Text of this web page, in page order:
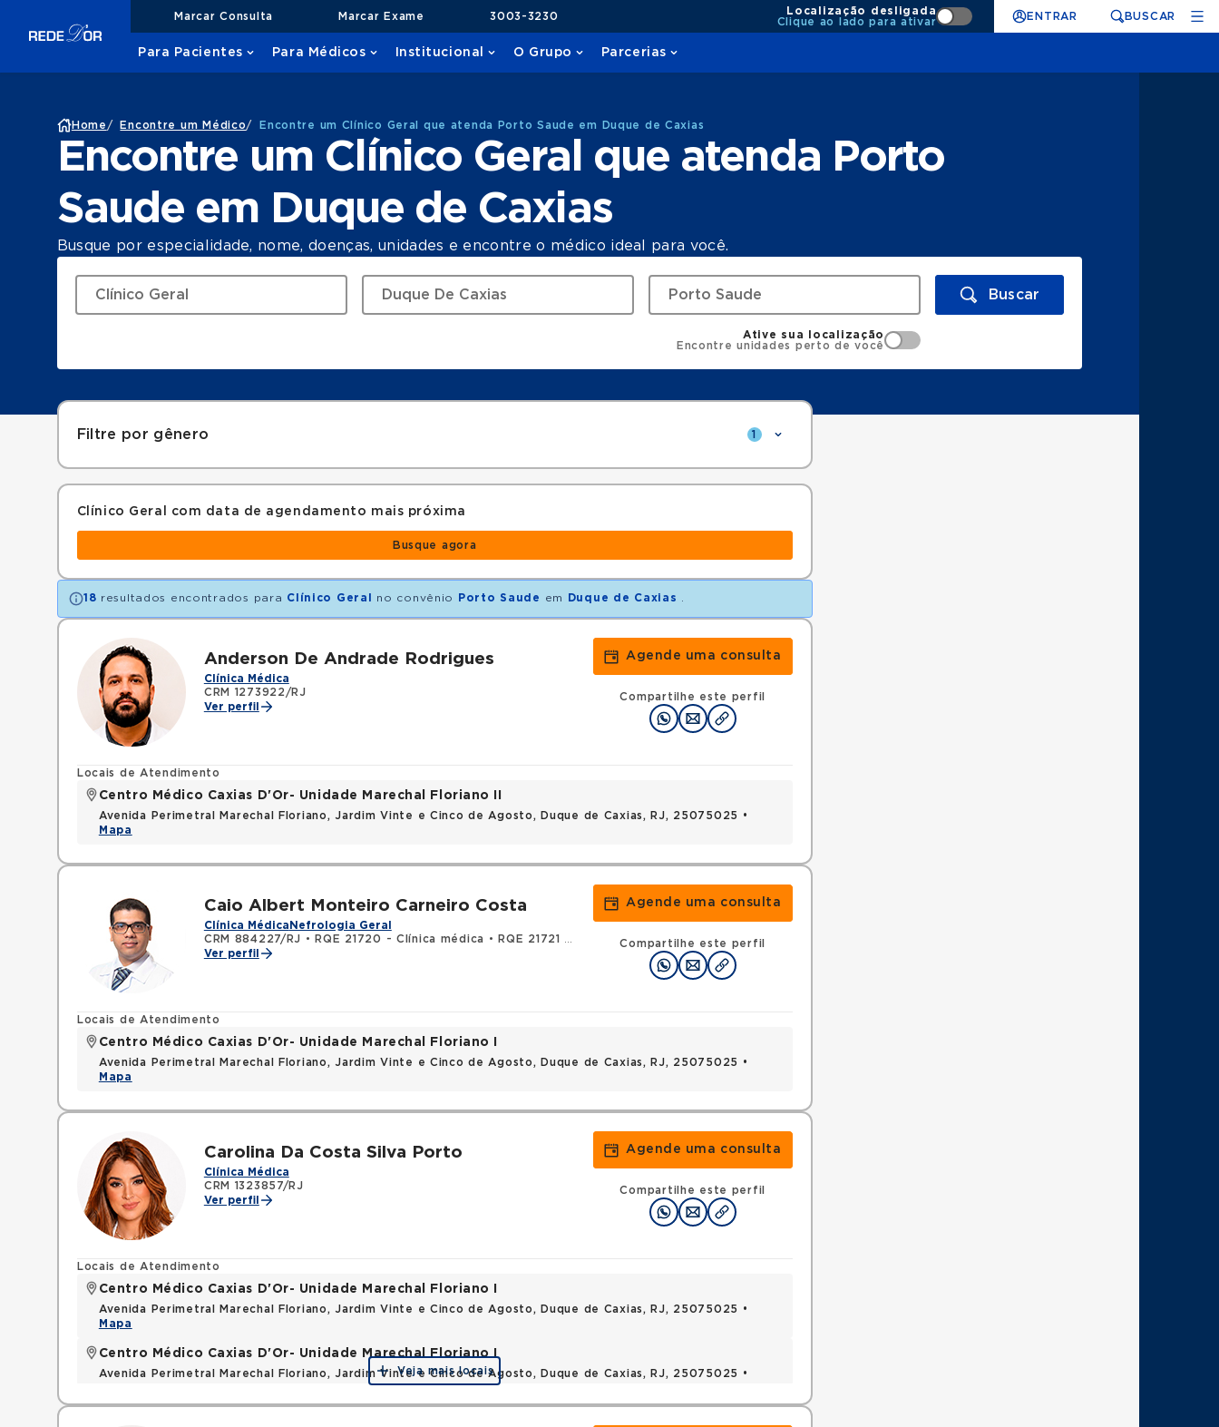
Marcar Consulta Marcar Exame 3003-3230
Localização desligada
Clique ao lado para ativar
ENTRAR BUSCAR
Para Pacientes Para Médicos Institucional O Grupo Parcerias
Home / Encontre um Médico/ Encontre um Clínico Geral que atenda Porto Saude em Duque de Caxias
Encontre um Clínico Geral que atenda Porto
Saude em Duque de Caxias
Busque por especialidade, nome, doenças, unidades e encontre o médico ideal para você.
Buscar
Ative sua localização
Encontre unidades perto de você
Filtre por gênero 1
Clínico Geral com data de agendamento mais próxima
Busque agora
18 resultados encontrados para Clínico Geral no convênio Porto Saude em Duque de Caxias
Anderson De Andrade Rodrigues
Clínica Médica
CRM 1273922/RJ
Ver perfil
Agende uma consulta
Compartilhe este perfil
Locais de Atendimento
Centro Médico Caxias D'Or- Unidade Marechal Floriano II
Avenida Perimetral Marechal Floriano, Jardim Vinte e Cinco de Agosto, Duque de Caxias, RJ, 25075025 •
Mapa
Caio Albert Monteiro Carneiro Costa
Clínica Médica Nefrologia Geral
CRM 884227/RJ • RQE 21720 - Clínica médica •
RQE 21721 - Nefrologia
Ver perfil
Agende uma consulta
Compartilhe este perfil
Locais de Atendimento
Centro Médico Caxias D'Or- Unidade Marechal Floriano I
Avenida Perimetral Marechal Floriano, Jardim Vinte e Cinco de Agosto, Duque de Caxias, RJ, 25075025 •
Mapa
Carolina Da Costa Silva Porto
Clínica Médica
CRM 1323857/RJ
Ver perfil
Agende uma consulta
Compartilhe este perfil
Locais de Atendimento
Centro Médico Caxias D'Or- Unidade Marechal Floriano I
Avenida Perimetral Marechal Floriano, Jardim Vinte e Cinco de Agosto, Duque de Caxias, RJ, 25075025 •
Mapa
Centro Médico Caxias D'Or- Unidade Marechal Floriano I
Avenida Perimetral Marechal Floriano, Jardim Vinte e Cinco de Agosto, Duque de Caxias, RJ, 25075025 •
Veja mais locais